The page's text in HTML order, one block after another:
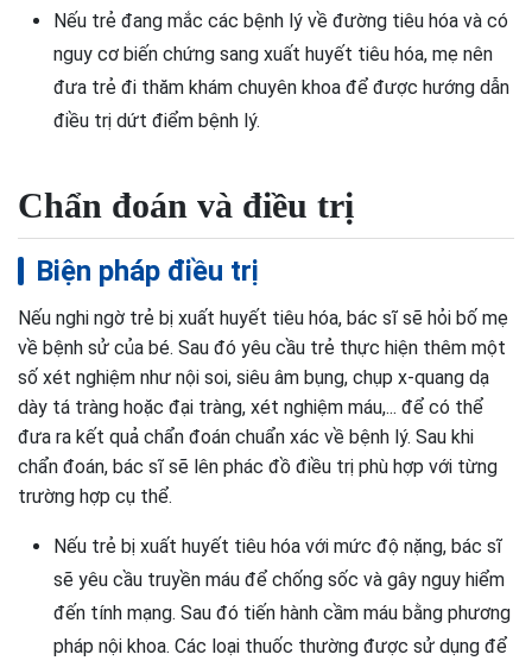
Nếu trẻ đang mắc các bệnh lý về đường tiêu hóa và có
nguy cơ biến chứng sang xuất huyết tiêu hóa, mẹ nên
đưa trẻ đi thăm khám chuyên khoa để được hướng dẫn
điều trị dứt điểm bệnh lý.
Chẩn đoán và điều trị
Biện pháp điều trị
Nếu nghi ngờ trẻ bị xuất huyết tiêu hóa, bác sĩ sẽ hỏi bố mẹ
về bệnh sử của bé. Sau đó yêu cầu trẻ thực hiện thêm một
số xét nghiệm như nội soi, siêu âm bụng, chụp x-quang dạ
dày tá tràng hoặc đại tràng, xét nghiệm máu,... để có thể
đưa ra kết quả chẩn đoán chuẩn xác về bệnh lý. Sau khi
chẩn đoán, bác sĩ sẽ lên phác đồ điều trị phù hợp với từng
trường hợp cụ thể.
Nếu trẻ bị xuất huyết tiêu hóa với mức độ nặng, bác sĩ
sẽ yêu cầu truyền máu để chống sốc và gây nguy hiểm
đến tính mạng. Sau đó tiến hành cầm máu bằng phương
pháp nội khoa. Các loại thuốc thường được sử dụng để